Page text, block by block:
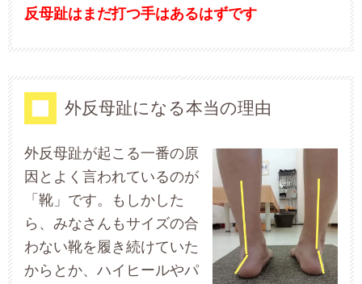
反母趾はまだ打つ手はあるはずです
外反母趾になる本当の理由
外反母趾が起こる一番の原
因とよく言われているのが
「靴」です。もしかした
ら、みなさんもサイズの合
わない靴を履き続けていた
からとか、ハイヒールやパ